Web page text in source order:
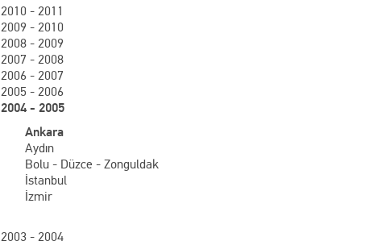
2010 - 2011
2009 - 2010
2008 - 2009
2007 - 2008
2006 - 2007
2005 - 2006
2004 - 2005
Ankara
Aydın
Bolu - Düzce - Zonguldak
İstanbul
İzmir
2003 - 2004